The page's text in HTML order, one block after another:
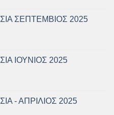
ΣΕΠΤΕΜΒΙΟΣ 2025
ΙΟΥΝΙΟΣ 2025
- ΑΠΡΙΛΙΟΣ 2025